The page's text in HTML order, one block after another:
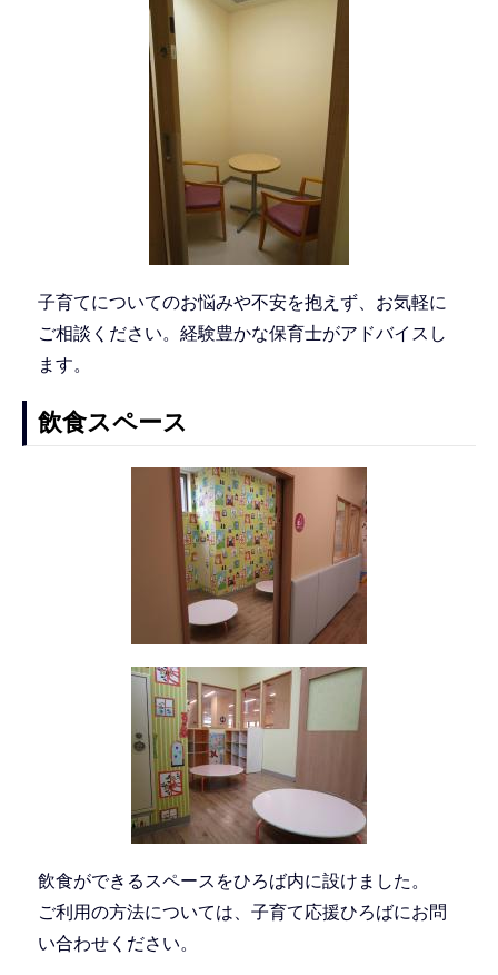
子育てについてのお悩みや不安を抱えず、お気軽に
ご相談ください。経験豊かな保育士がアドバイスし
ます。
飲食スペース
飲食ができるスペースをひろば内に設けました。
ご利用の方法については、子育て応援ひろばにお問
い合わせください。